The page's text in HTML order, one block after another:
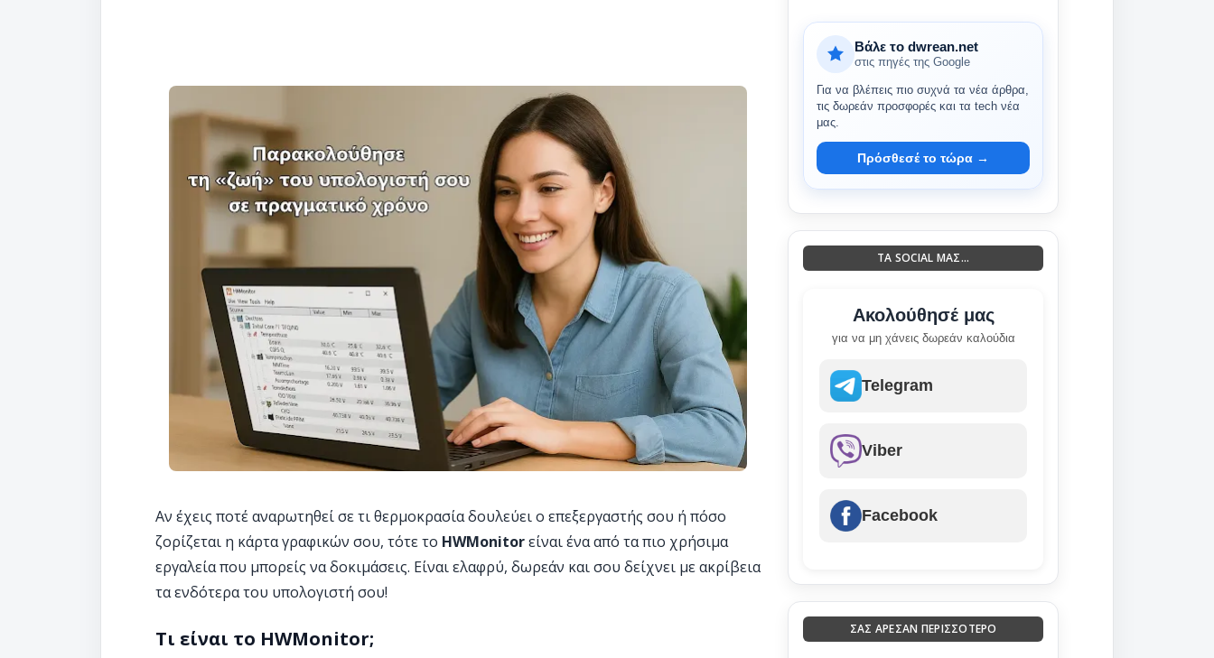
Αν έχεις ποτέ αναρωτηθεί σε τι θερμοκρασία δουλεύει ο επεξεργαστής σου ή πόσο
ζορίζεται η κάρτα γραφικών σου, τότε το HWMonitorείναι ένα από τα πιο χρήσιμα
εργαλεία που μπορείς να δοκιμάσεις. Είναι ελαφρύ, δωρεάν και σου δείχνει με ακρίβεια
τα ενδότερα του υπολογιστή σου!
Τι είναι το HWMonitor;
Βάλε το dwrean.net
στις πηγές της Google
Για να βλέπεις πιο συχνά τα νέα άρθρα,
τις δωρεάν προσφορές και τα tech νέα
μας.
Πρόσθεσέ το τώρα →
ΤΑ SOCIAL ΜΑΣ...
Ακολούθησέ μας
για να μη χάνεις δωρεάν καλούδια
Telegram
Viber
Facebook
ΣΑΣ ΑΡΕΣΑΝ ΠΕΡΙΣΣΟΤΕΡΟ